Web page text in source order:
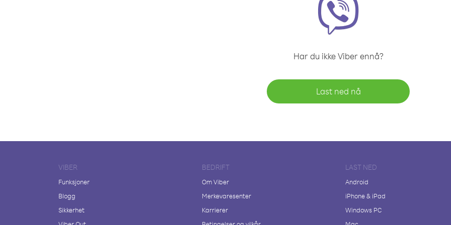
Har du ikke Viber ennå?
Last ned nå
VIBER
Funksjoner
Blogg
Sikkerhet
BEDRIFT
Om Viber
Merkevaresenter
Karrierer
LAST NED
Android
iPhone & iPad
Windows PC